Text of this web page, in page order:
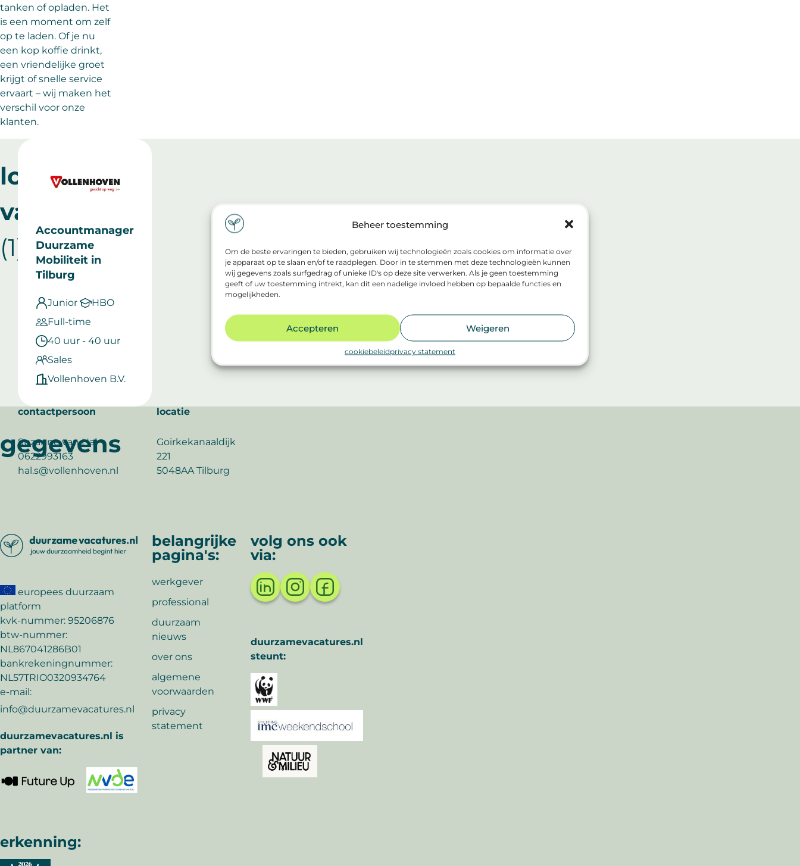
Beheer toestemming
Om de beste ervaringen te bieden, gebruiken wij technologieën zoals cookies om informatie over
je apparaat op te slaan en/of te raadplegen. Door in te stemmen met deze technologieën kunnen
wij gegevens zoals surfgedrag of unieke ID's op deze site verwerken. Als je geen toestemming
geeft of uw toestemming intrekt, kan dit een nadelige invloed hebben op bepaalde functies en
mogelijkheden.
Accepteren Weigeren
cookiebeleidprivacy statement
tanken of opladen. Het
is een moment om zelf
op te laden. Of je nu
een kop koffie drinkt,
een vriendelijke groet
krijgt of snelle service
ervaart – wij maken het
verschil voor onze
klanten.
lopende
vacatures
(1)
Accountmanager
Duurzame
Mobiliteit in
Tilburg
Junior
HBO
Full-time
40 uur - 40 uur
Sales
Vollenhoven B.V.
gegevens
contactpersoon
Suzanne van Hal
0622993163
hal.s@vollenhoven.nl
locatie
Goirkekanaaldijk
221
5048AA Tilburg
europees duurzaam
platform
kvk-nummer: 95206876
btw-nummer:
NL867041286B01
bankrekeningnummer:
NL57TRIO0320934764
e-mail:
info@duurzamevacatures.nl
duurzamevacatures.nl is
partner van:
belangrijke
pagina's:
werkgever
professional
duurzaam
nieuws
over ons
algemene
voorwaarden
privacy
statement
volg ons ook
via:
duurzamevacatures.nl
steunt:
erkenning: